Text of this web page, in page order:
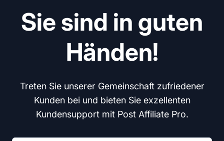
Sie sind in guten
Händen!
Treten Sie unserer Gemeinschaft zufriedener
Kunden bei und bieten Sie exzellenten
Kundensupport mit Post Affiliate Pro.